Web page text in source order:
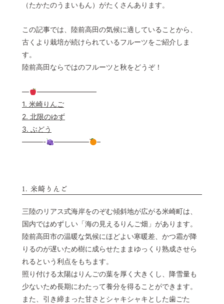
（たかたのうまいもん）がたくさんあります。
この記事では、陸前高田の気候に適していることから、
古くより栽培が続けられているフルーツをご紹介しま
す。
陸前高田ならではのフルーツと秋をどうぞ！
—
————————–
1. 米崎りんご
2. 北限のゆず
3. ぶどう
———-
————— –
1. 米崎りんご
三陸のリアス式海岸をのぞむ傾斜地が広がる米崎町は、
国内ではめずしい「海の見えるりんご畑」があります。
陸前高田市の温暖な気候にほどよい寒暖差、かつ霜が降
りるのが遅いため樹に成らせたままゆっくり熟成させら
れるという利点をもちます。
照り付ける太陽はりんごの葉を厚く大きくし、降雪量も
少ないため長期にわたって養分を得ることができます。
また、引き締まった甘さとシャキシャキとした歯ごた